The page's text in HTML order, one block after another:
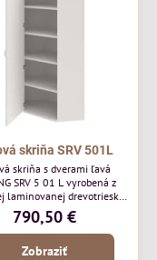
skriňa SRV 501L
skriňa s dverami ľavá
SRV 5 01 L vyrobená z
laminovanej drevotriesky,
ponúkame v 8 farebných
Vrchná doska a dno majú
25mm a na prednej strane
je 2mm ABS hrana.
790,50 €
Zobraziť